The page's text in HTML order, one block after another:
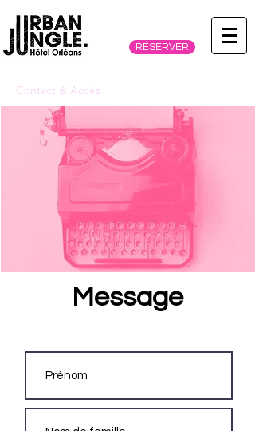
RÉSERVER
Contact & Accès
Message